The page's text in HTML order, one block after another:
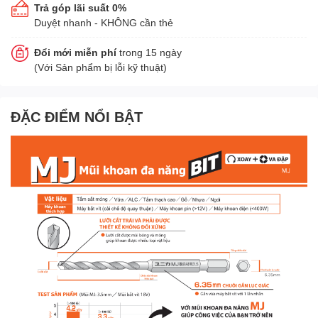
Trả góp lãi suất 0%
Duyệt nhanh - KHÔNG cần thẻ
Đổi mới miễn phítrong 15 ngày
(Với Sản phẩm bị lỗi kỹ thuật)
ĐẶC ĐIỂM NỔI BẬT